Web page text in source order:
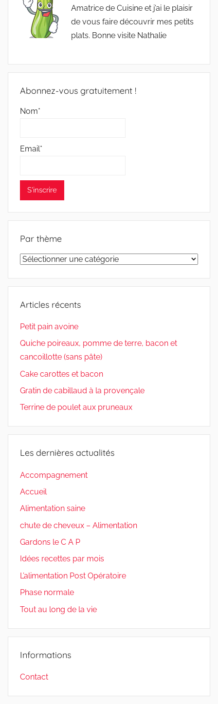
Amatrice de Cuisine et j’ai le plaisir
de vous faire découvrir mes petits
plats. Bonne visite Nathalie
Abonnez-vous gratuitement !
Nom*
Email*
Par thème
Par
Articles récents
Petit pain avoine
Quiche poireaux, pomme de terre, bacon et
cancoillotte (sans pâte)
Cake carottes et bacon
Gratin de cabillaud à la provençale
Terrine de poulet aux pruneaux
Les dernières actualités
Accompagnement
Accueil
Alimentation saine
chute de cheveux – Alimentation
Gardons le C A P
Idées recettes par mois
L’alimentation Post Opératoire
Phase normale
Tout au long de la vie
Informations
Contact